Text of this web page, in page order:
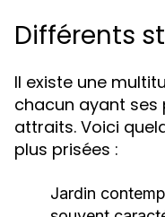
Différents
Il existe une
chacun ayant
attraits. Voici
plus prisées :
Jardin